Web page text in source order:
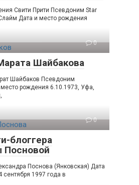
Свити Прити Псевдоним Star
Дата и место рождения
0
Шайбакова
Шайбаков Псевдоним
место рождения 6.10.1973, Уфа,
0
блоггера
Посновой
Поснова (Янковская) Дата
1997 года в